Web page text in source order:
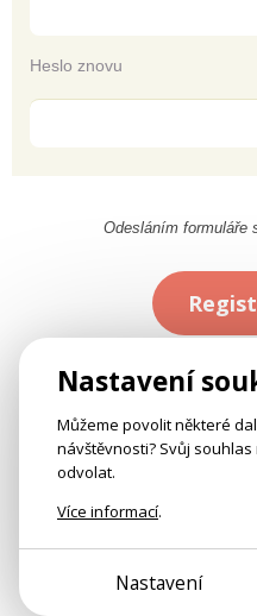
Heslo znovu
Odesláním formuláře
Nastavení
Můžeme povolit některé
návštěvnosti? Svůj
odvolat.
Více informací.
Nastavení